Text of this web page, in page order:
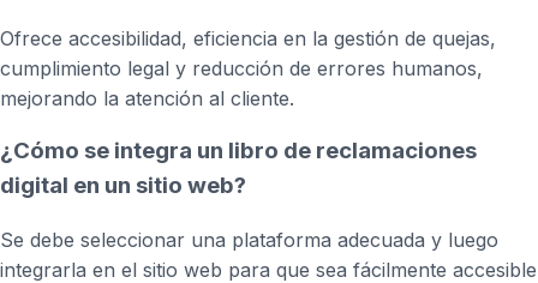
Ofrece accesibilidad, eficiencia en la gestión de quejas,
cumplimiento legal y reducción de errores humanos,
mejorando la atención al cliente.
¿Cómo se integra un libro de reclamaciones
digital en un sitio web?
Se debe seleccionar una plataforma adecuada y luego
integrarla en el sitio web para que sea fácilmente accesible